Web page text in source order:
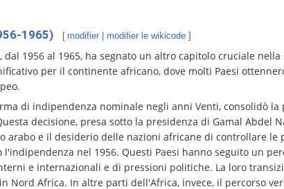
1965) [ modifier |modifier le wikicode ]
dal 1956 al 1965, ha segnato un altro capitolo cruciale
per il continente africano, dove molti Paesi
di indipendenza nominale negli anni Venti, consolidò
decisione, presa sotto la presidenza di Gamal Abdel
arabo e il desiderio delle nazioni africane di controllare
nel 1956. Questi Paesi hanno seguito un
e internazionali e di pressioni politiche. La loro
Nord Africa. In altre parti dell'Africa, invece, il percorso